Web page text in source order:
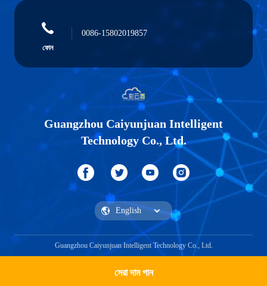
সেরা দাম পান
ফোন
0086-15802019857
Guangzhou Caiyunjuan Intelligent
Technology Co., Ltd.
Guangzhou Caiyunjuan Intelligent Technology Co., Ltd.